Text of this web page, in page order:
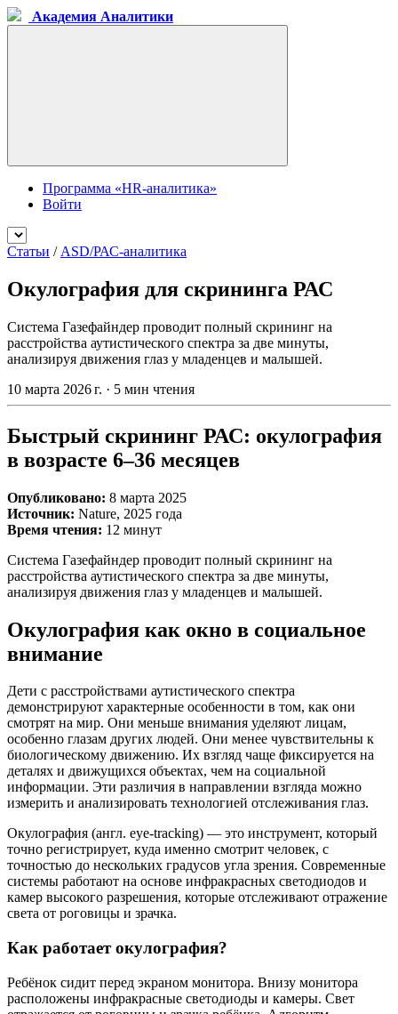
Академия Аналитики
Программа «HR-аналитика»
Войти
Статьи / ASD/РАС-аналитика
Окулография для скрининга РАС
Система Газефайндер проводит полный скрининг на
расстройства аутистического спектра за две минуты,
анализируя движения глаз у младенцев и малышей.
10 марта 2026 г. · 5 мин чтения
Быстрый скрининг РАС: окулография
в возрасте 6–36 месяцев
Опубликовано: 8 марта 2025
Источник: Nature, 2025 года
Время чтения: 12 минут
Система Газефайндер проводит полный скрининг на
расстройства аутистического спектра за две минуты,
анализируя движения глаз у младенцев и малышей.
Окулография как окно в социальное
внимание
Дети с расстройствами аутистического спектра
демонстрируют характерные особенности в том, как они
смотрят на мир. Они меньше внимания уделяют лицам,
особенно глазам других людей. Они менее чувствительны к
биологическому движению. Их взгляд чаще фиксируется на
деталях и движущихся объектах, чем на социальной
информации. Эти различия в направлении взгляда можно
измерить и анализировать технологией отслеживания глаз.
Окулография (англ. eye-tracking) — это инструмент, который
точно регистрирует, куда именно смотрит человек, с
точностью до нескольких градусов угла зрения. Современные
системы работают на основе инфракрасных светодиодов и
камер высокого разрешения, которые отслеживают отражение
света от роговицы и зрачка.
Как работает окулография?
Ребёнок сидит перед экраном монитора. Внизу монитора
расположены инфракрасные светодиоды и камеры. Свет